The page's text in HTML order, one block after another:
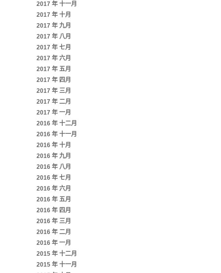
2017 年 十一月
2017 年 十月
2017 年 九月
2017 年 八月
2017 年 七月
2017 年 六月
2017 年 五月
2017 年 四月
2017 年 三月
2017 年 二月
2017 年 一月
2016 年 十二月
2016 年 十一月
2016 年 十月
2016 年 九月
2016 年 八月
2016 年 七月
2016 年 六月
2016 年 五月
2016 年 四月
2016 年 三月
2016 年 二月
2016 年 一月
2015 年 十二月
2015 年 十一月